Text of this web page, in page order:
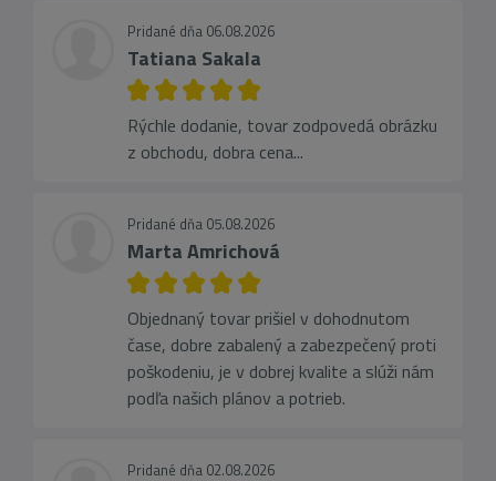
Pridané dňa 06.08.2026
Tatiana Sakala
Rýchle dodanie, tovar zodpovedá obrázku
z obchodu, dobra cena...
Pridané dňa 05.08.2026
Marta Amrichová
Objednaný tovar prišiel v dohodnutom
čase, dobre zabalený a zabezpečený proti
poškodeniu, je v dobrej kvalite a slúži nám
podľa našich plánov a potrieb.
Pridané dňa 02.08.2026